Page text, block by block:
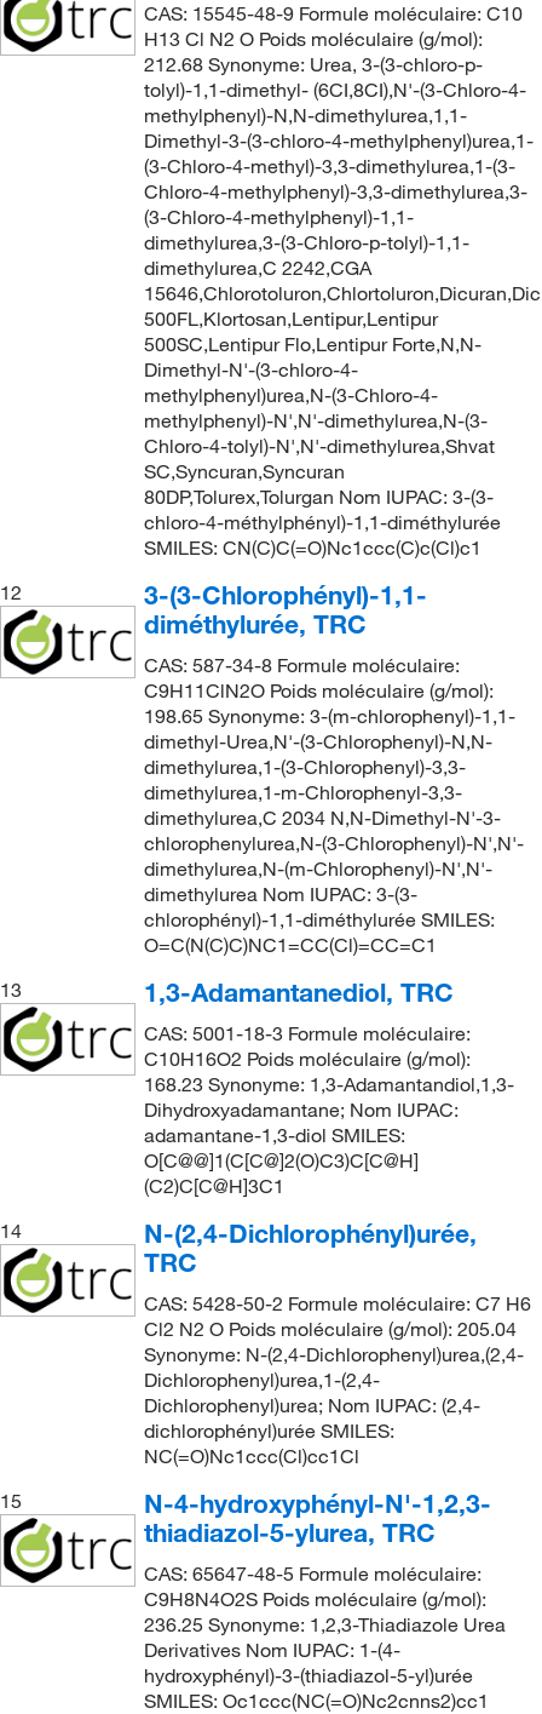
CAS: 15545-48-9 Formule moléculaire: C10
H13 Cl N2 O Poids moléculaire (g/mol):
212.68 Synonyme: Urea, 3-(3-chloro-p-
tolyl)-1,1-dimethyl- (6CI,8CI),N'-(3-Chloro-4-
methylphenyl)-N,N-dimethylurea,1,1-
Dimethyl-3-(3-chloro-4-methylphenyl)urea,1-
(3-Chloro-4-methyl)-3,3-dimethylurea,1-(3-
Chloro-4-methylphenyl)-3,3-dimethylurea,3-
(3-Chloro-4-methylphenyl)-1,1-
dimethylurea,3-(3-Chloro-p-tolyl)-1,1-
dimethylurea,C 2242,CGA
500FL,Klortosan,Lentipur,Lentipur
500SC,Lentipur Flo,Lentipur Forte,N,N-
Dimethyl-N'-(3-chloro-4-
methylphenyl)urea,N-(3-Chloro-4-
methylphenyl)-N',N'-dimethylurea,N-(3-
Chloro-4-tolyl)-N',N'-dimethylurea,Shvat
SC,Syncuran,Syncuran
80DP,Tolurex,Tolurgan Nom IUPAC: 3-(3-
chloro-4-méthylphényl)-1,1-diméthylurée
SMILES: CN(C)C(=O)Nc1ccc(C)c(Cl)c1
12
3-(3-Chlorophényl)-1,1-
diméthylurée, TRC
CAS: 587-34-8 Formule moléculaire:
C9H11ClN2O Poids moléculaire (g/mol):
198.65 Synonyme: 3-(m-chlorophenyl)-1,1-
dimethyl-Urea,N'-(3-Chlorophenyl)-N,N-
dimethylurea,1-(3-Chlorophenyl)-3,3-
dimethylurea,1-m-Chlorophenyl-3,3-
dimethylurea,C 2034 N,N-Dimethyl-N'-3-
chlorophenylurea,N-(3-Chlorophenyl)-N',N'-
dimethylurea,N-(m-Chlorophenyl)-N',N'-
dimethylurea Nom IUPAC: 3-(3-
chlorophényl)-1,1-diméthylurée SMILES:
O=C(N(C)C)NC1=CC(Cl)=CC=C1
13
1,3-Adamantanediol, TRC
CAS: 5001-18-3 Formule moléculaire:
C10H16O2 Poids moléculaire (g/mol):
168.23 Synonyme: 1,3-Adamantandiol,1,3-
Dihydroxyadamantane; Nom IUPAC:
adamantane-1,3-diol SMILES:
O[C@@]1(C[C@]2(O)C3)C[C@H]
(C2)C[C@H]3C1
14
N-(2,4-Dichlorophényl)urée,
TRC
CAS: 5428-50-2 Formule moléculaire: C7 H6
Cl2 N2 O Poids moléculaire (g/mol): 205.04
Synonyme: N-(2,4-Dichlorophenyl)urea,(2,4-
Dichlorophenyl)urea,1-(2,4-
Dichlorophenyl)urea; Nom IUPAC: (2,4-
dichlorophényl)urée SMILES:
NC(=O)Nc1ccc(Cl)cc1Cl
15
N-4-hydroxyphényl-N'-1,2,3-
thiadiazol-5-ylurea, TRC
CAS: 65647-48-5 Formule moléculaire:
C9H8N4O2S Poids moléculaire (g/mol):
236.25 Synonyme: 1,2,3-Thiadiazole Urea
Derivatives Nom IUPAC: 1-(4-
hydroxyphényl)-3-(thiadiazol-5-yl)urée
SMILES: Oc1ccc(NC(=O)Nc2cnns2)cc1